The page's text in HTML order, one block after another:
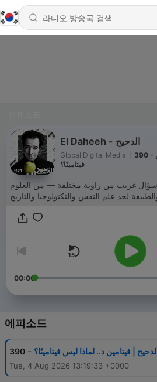
El Daheeh - الدحيح
Global Digital Media
390 - الدحيح | فيتامين د.. لماذا ليس
فيتامينًا؟
غريب من زاوية مختلفة — من العلوم
لحد علم النفس والتكنولوجيا والتاريخ
00:00
에피소드
390 - | فيتامين د.. لماذا ليس فيتامينًا؟
Tue, 4 Aug 2026 13:19:33 +0000